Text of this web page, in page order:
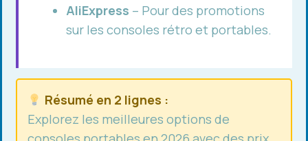
AliExpress – Pour des promotions
sur les consoles rétro et portables.
Résumé en 2 lignes :
Explorez les meilleures options de